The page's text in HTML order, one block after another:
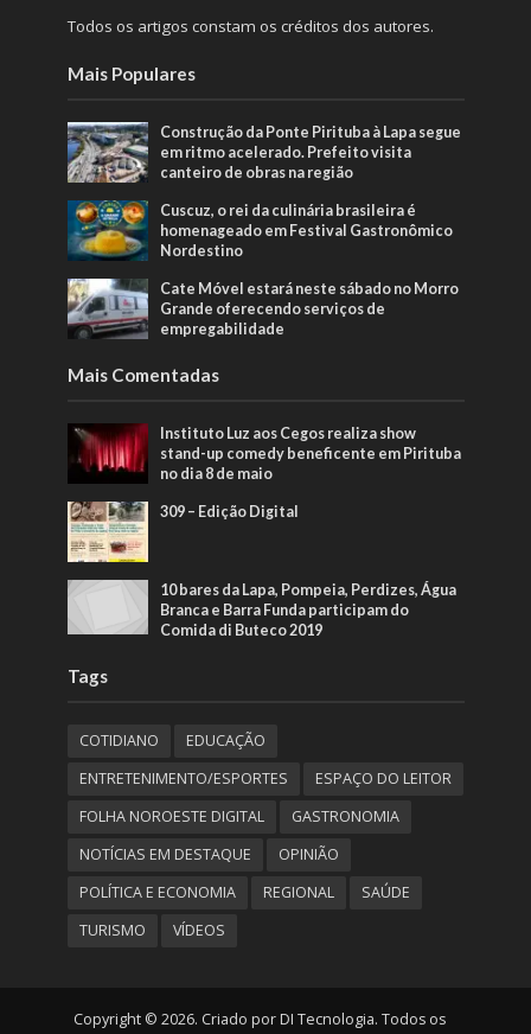
Todos os artigos constam os créditos dos autores.
Mais Populares
Construção da Ponte Pirituba à Lapa segue
em ritmo acelerado. Prefeito visita
canteiro de obras na região
Cuscuz, o rei da culinária brasileira é
homenageado em Festival Gastronômico
Nordestino
Cate Móvel estará neste sábado no Morro
Grande oferecendo serviços de
empregabilidade
Mais Comentadas
Instituto Luz aos Cegos realiza show
stand-up comedy beneficente em Pirituba
no dia 8 de maio
309 – Edição Digital
10 bares da Lapa, Pompeia, Perdizes, Água
Branca e Barra Funda participam do
Comida di Buteco 2019
Tags
COTIDIANO
EDUCAÇÃO
ENTRETENIMENTO/ESPORTES
ESPAÇO DO LEITOR
FOLHA NOROESTE DIGITAL
GASTRONOMIA
NOTÍCIAS EM DESTAQUE
OPINIÃO
POLÍTICA E ECONOMIA
REGIONAL
SAÚDE
TURISMO
VÍDEOS
Copyright © 2026. Criado por DI Tecnologia. Todos os